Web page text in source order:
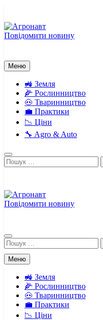
вмісту
Повідомити новину
Меню
🚜 Земля
🌽 Рослинництво
🐽 Тваринництво
💼 Практики
📉 Ціни
🔧 Agro & Auto
Пошук:
Повідомити новину
Пошук:
Меню
🚜 Земля
🌽 Рослинництво
🐽 Тваринництво
💼 Практики
📉 Ціни